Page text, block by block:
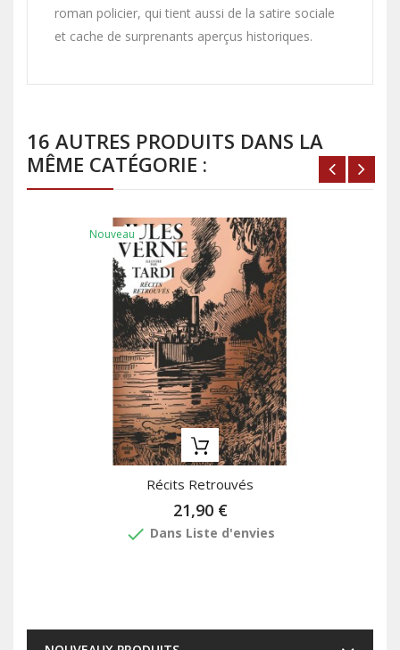
roman policier, qui tient aussi de la satire sociale
et cache de surprenants aperçus historiques.
16 AUTRES PRODUITS DANS LA
MÊME CATÉGORIE :
Nouveau
Récits Retrouvés
21,90 €
done Dans Liste d'envies